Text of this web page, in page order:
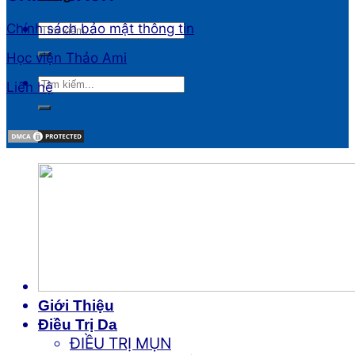
Chính sách bảo mật thông tin
Học viện Thảo Ami
Liên hệ
Giới Thiệu
Điều Trị Da
ĐIỀU TRỊ MỤN